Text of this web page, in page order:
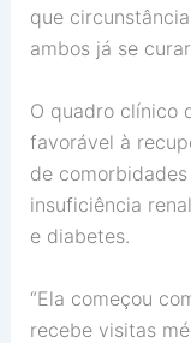
que
ambos já se
O quadro clínico
favorável à
de
insuficiência
e diabetes.
“Ela começou
recebe visitas